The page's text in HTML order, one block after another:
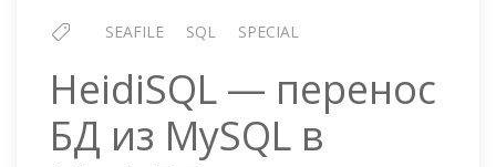
SEAFILE SQL SPECIAL
HeidiSQL — перенос
БД из MySQL в